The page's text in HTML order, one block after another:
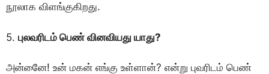
நூலாக விளங்குகிறது.
5. புலவரிடம் பெண் வினவியது யாது?
அன்னைே! உன் மகன் எங்கு உள்ளான்? என்று புவரிடம் பெண்